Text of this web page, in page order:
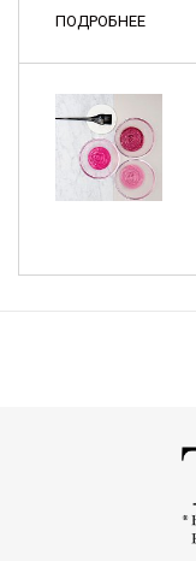
ПОДРОБНЕЕ